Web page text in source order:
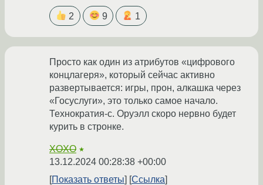
2 9 1
Просто как один из атрибутов «цифрового
концлагеря», который сейчас активно
развертывается: игры, прон, алкашка через
«Госуслуги», это только самое начало.
Технократия-с. Оруэлл скоро нервно будет
курить в стронке.
XOXO ★
13.12.2024 00:28:38 +00:00
Показать ответы
Ссылка